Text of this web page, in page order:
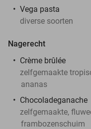
Vega pasta
diverse soorten
Nagerecht
Crème brûlée
zelfgemaakte
ananas
Chocoladeganache
zelfgemaakte,
frambozenschuim